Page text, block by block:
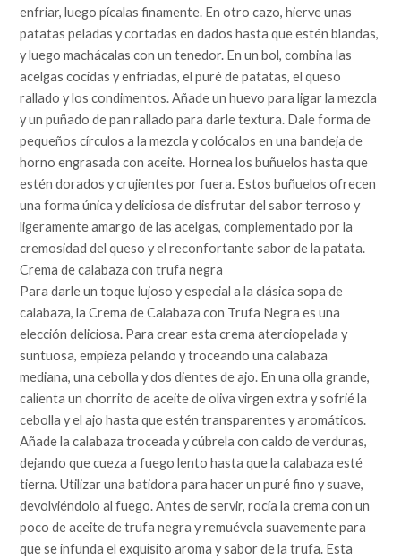
enfriar, luego pícalas finamente. En otro cazo, hierve unas
patatas peladas y cortadas en dados hasta que estén blandas,
y luego machácalas con un tenedor. En un bol, combina las
acelgas cocidas y enfriadas, el puré de patatas, el queso
rallado y los condimentos. Añade un huevo para ligar la mezcla
y un puñado de pan rallado para darle textura. Dale forma de
pequeños círculos a la mezcla y colócalos en una bandeja de
horno engrasada con aceite. Hornea los buñuelos hasta que
estén dorados y crujientes por fuera. Estos buñuelos ofrecen
una forma única y deliciosa de disfrutar del sabor terroso y
ligeramente amargo de las acelgas, complementado por la
cremosidad del queso y el reconfortante sabor de la patata.
Crema de calabaza con trufa negra
Para darle un toque lujoso y especial a la clásica sopa de
calabaza, la Crema de Calabaza con Trufa Negra es una
elección deliciosa. Para crear esta crema aterciopelada y
suntuosa, empieza pelando y troceando una calabaza
mediana, una cebolla y dos dientes de ajo. En una olla grande,
calienta un chorrito de aceite de oliva virgen extra y sofrié la
cebolla y el ajo hasta que estén transparentes y aromáticos.
Añade la calabaza troceada y cúbrela con caldo de verduras,
dejando que cueza a fuego lento hasta que la calabaza esté
tierna. Utilizar una batidora para hacer un puré fino y suave,
devolviéndolo al fuego. Antes de servir, rocía la crema con un
poco de aceite de trufa negra y remuévela suavemente para
que se infunda el exquisito aroma y sabor de la trufa. Esta